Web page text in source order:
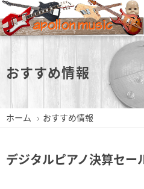
おすすめ情報
ホーム おすすめ情報
デジタルピアノ決算セー